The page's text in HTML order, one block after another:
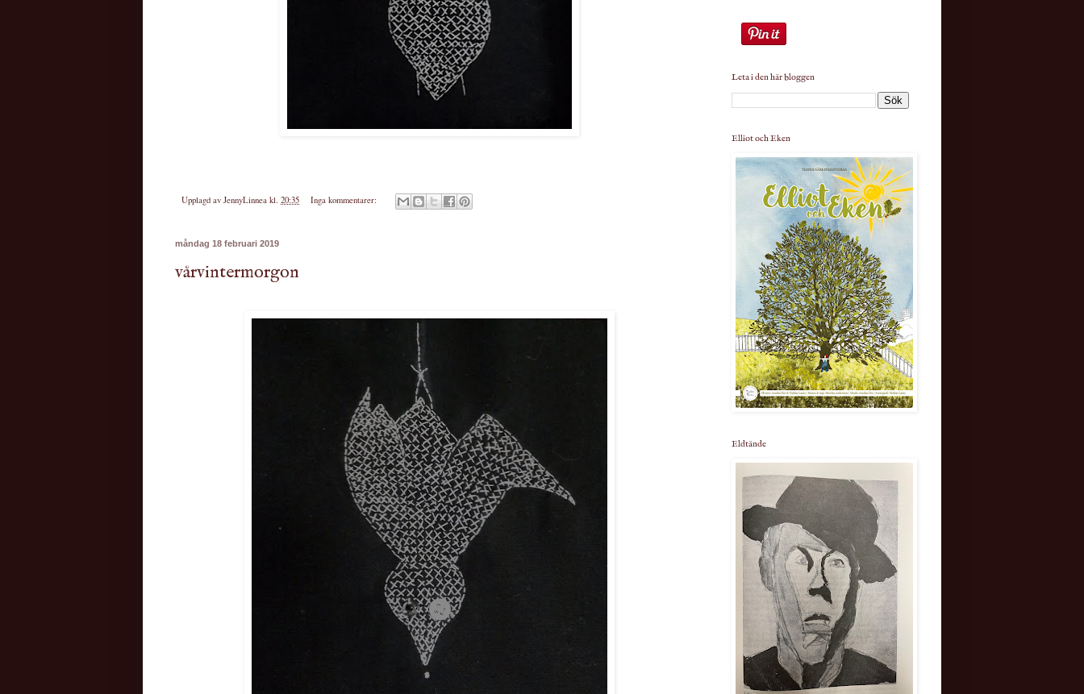
Upplagd av JennyLinnea kl. 20:35 Inga kommentarer:
måndag 18 februari 2019
vårvintermorgon
Leta i den här bloggen
Elliot och Eken
Eldtände